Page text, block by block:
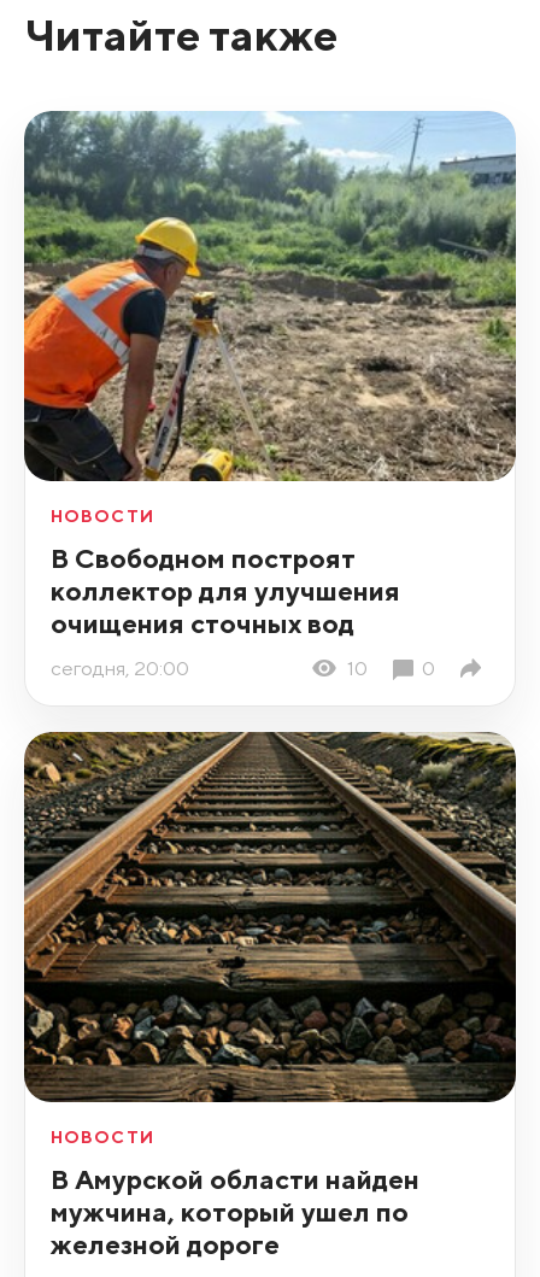
Читайте также
НОВОСТИ
В Свободном построят
коллектор для улучшения
очищения сточных вод
сегодня, 20:00 10 0
НОВОСТИ
В Амурской области найден
мужчина, который ушел по
железной дороге